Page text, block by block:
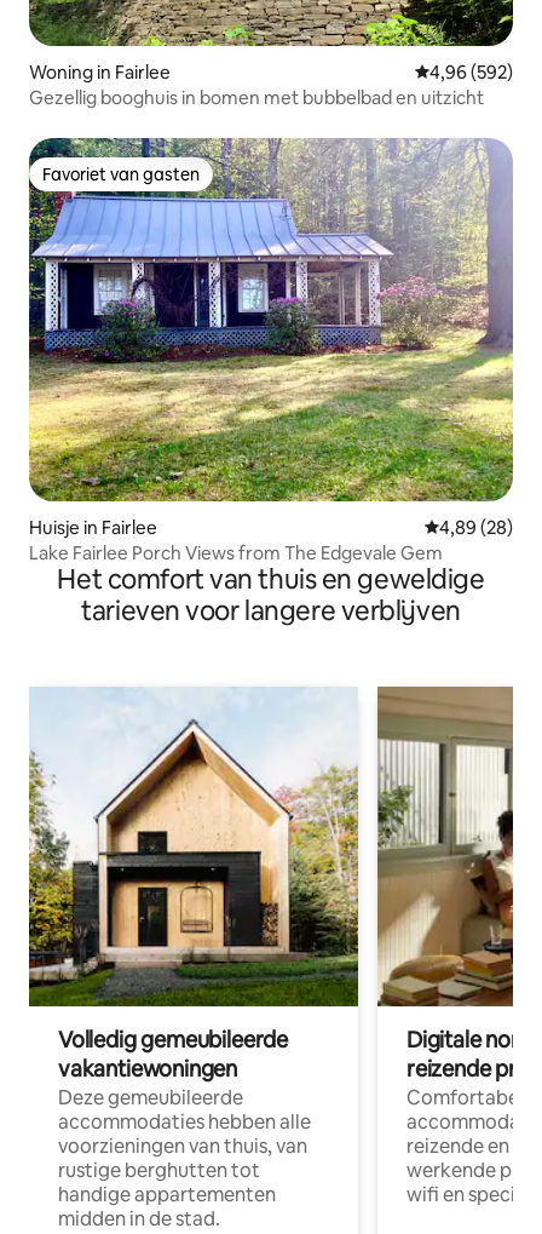
Woning in Fairlee Gemiddelde
4,96 (592)
Gezellig booghuis in bomen met bubbelbad en uitzicht
Favoriet van gasten
Favoriet van gasten
Huisje in Fairlee Gemiddelde
4,89 (28)
Lake Fairlee Porch Views from The Edgevale Gem
Het comfort van thuis en geweldige
tarieven voor langere verblijven
Volledig gemeubileerde
vakantiewoningen
Deze gemeubileerde
accommodaties hebben alle
voorzieningen van thuis, van
rustige berghutten tot
handige appartementen
midden in de stad.
Digitale
reizende
Comfortabele
reizende en
werkende
wifi en